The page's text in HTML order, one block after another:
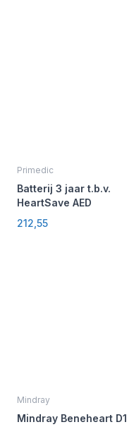
Primedic
Batterij 3 jaar t.b.v.
HeartSave AED
212,55
Mindray
Mindray Beneheart D1